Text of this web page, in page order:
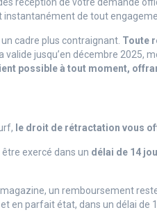
instantanément de tout
cadre plus contraignant. Toute
jusqu’en décembre 2025,
possible à tout moment,
le droit de rétractation vous
exercé dans un délai de 14
un remboursement
en parfait état, dans un délai